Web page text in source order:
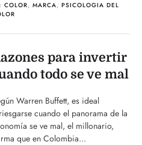
COLOR,MARCA,PSICOLOGIA DEL
para invertir
todo se ve mal
Warren Buffett, es ideal
cuando el panorama de la
se ve mal, el millonario,
que en Colombia...